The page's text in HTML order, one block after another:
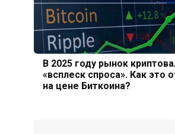
В 2025 году рынок
«всплеск спроса». Как это
на цене Биткоина?